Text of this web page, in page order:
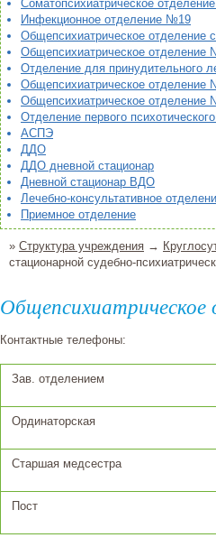
Соматопсихиатрическое
Инфекционное отделение №19
Общепсихиатрическое отделение
Общепсихиатрическое отделение
Отделение для принудительного
Общепсихиатрическое отделение
Общепсихиатрическое отделение
Отделение первого
АСПЭ
ДДО
ДДО дневной стационар
Дневной стационар ВДО
Лечебно-консультативное
Приемное отделение
» Структура учреждения →
стационарной судебно-
Контактные телефоны:
Зав. отделением
Ординаторская
Старшая медсестра
Пост